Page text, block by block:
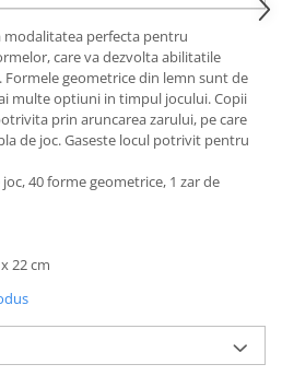
modalitatea perfecta pentru
care va dezvolta abilitatile
geometrice din lemn sunt de
multe optiuni in timpul jocului. Copii
prin aruncarea zarului, pe care
de joc. Gaseste locul potrivit pentru
40 forme geometrice, 1 zar de
22 cm